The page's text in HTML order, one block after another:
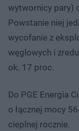
wytwornicy pary)
Powstanie niej
wycofanie z
węglowych i
ok. 17 proc.
Do PGE Energia
o łącznej mocy
cieplnej rocznie.